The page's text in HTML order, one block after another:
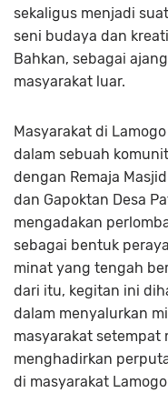
sekaligus menjadi
seni budaya dan
Bahkan, sebagai
masyarakat luar.
Masyarakat di
dalam sebuah
dengan Remaja
dan Gapoktan Desa
mengadakan
sebagai bentuk
minat yang tengah
dari itu, kegitan ini
dalam menyalurkan
masyarakat setempat
menghadirkan
di masyarakat